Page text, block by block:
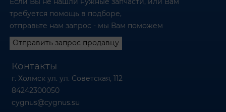
требуется помощь в подборе,
отправьте нам запрос - мы Вам поможем
Отправить запрос продавцу
Контакты
г. Холмск ул. ул. Советская, 112
84242300050
cygnus@cygnus.su